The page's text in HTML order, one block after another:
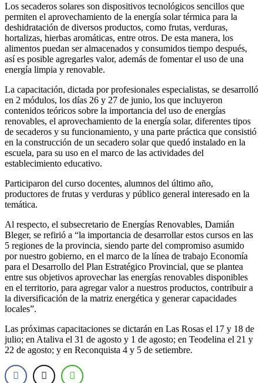
Los secaderos solares son dispositivos tecnológicos sencillos que
permiten el aprovechamiento de la energía solar térmica para la
deshidratación de diversos productos, como frutas, verduras,
hortalizas, hierbas aromáticas, entre otros. De esta manera, los
alimentos puedan ser almacenados y consumidos tiempo después,
así es posible agregarles valor, además de fomentar el uso de una
energía limpia y renovable.
La capacitación, dictada por profesionales especialistas, se desarrolló
en 2 módulos, los días 26 y 27 de junio, los que incluyeron
contenidos teóricos sobre la importancia del uso de energías
renovables, el aprovechamiento de la energía solar, diferentes tipos
de secaderos y su funcionamiento, y una parte práctica que consistió
en la construcción de un secadero solar que quedó instalado en la
escuela, para su uso en el marco de las actividades del
establecimiento educativo.
Participaron del curso docentes, alumnos del último año,
productores de frutas y verduras y público general interesado en la
temática.
Al respecto, el subsecretario de Energías Renovables, Damián
Bleger, se refirió a “la importancia de desarrollar estos cursos en las
5 regiones de la provincia, siendo parte del compromiso asumido
por nuestro gobierno, en el marco de la línea de trabajo Economía
para el Desarrollo del Plan Estratégico Provincial, que se plantea
entre sus objetivos aprovechar las energías renovables disponibles
en el territorio, para agregar valor a nuestros productos, contribuir a
la diversificación de la matriz energética y generar capacidades
locales”.
Las próximas capacitaciones se dictarán en Las Rosas el 17 y 18 de
julio; en Ataliva el 31 de agosto y 1 de agosto; en Teodelina el 21 y
22 de agosto; y en Reconquista 4 y 5 de setiembre.